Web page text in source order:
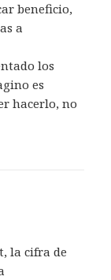
beneficio,
a
los
es
hacerlo, no
la cifra de